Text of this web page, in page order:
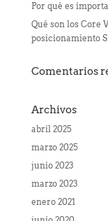
Por qué es
Qué son los Core
posicionamiento
Comentarios
Archivos
abril 2025
marzo 2025
junio 2023
marzo 2023
enero 2021